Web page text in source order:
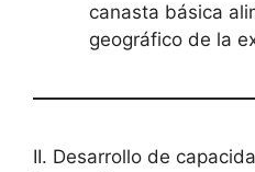
canasta básica
geográfico de la
II. Desarrollo de